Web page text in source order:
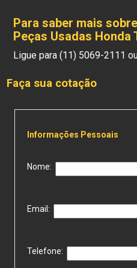
Para saber mais
Peças Usadas Honda
Ligue para(11) 5069-2111
Faça sua cotação
Informações Pessoais
Nome:
Email:
Telefone: